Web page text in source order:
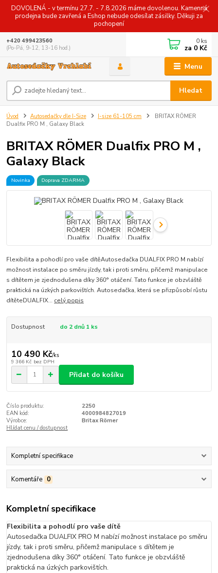
DOVOLENÁ - v termínu 27.7. - 7.8.2026 máme dovolenou. Kamenná
prodejna bude zavřená a Eshop nebude odesílat zásilky. Děkuji za
pochopení
Menu
Hledat
+420 499423560
(Po-Pá, 9-12, 13-16 hod.)
0 ks
za 0 Kč
Úvod Autosedačky dle I-Size I-size 61-105 cm
BRITAX RÖMER
Dualfix PRO M , Galaxy Black
BRITAX RÖMER Dualfix PRO M ,
Galaxy Black
Novinka Doprava ZDARMA
Flexibilita a pohodlí pro vaše dítěAutosedačka DUALFIX PRO M nabízí
možnost instalace po směru jízdy, tak i proti směru, přičemž manipulace
s dítětem je zjednodušena díky 360° otáčení. Tato funkce je obzvláště
praktická na úzkých parkovištích. Autosedačka, která se přizpůsobí růstu
dítěteDUALFIX... celý popis
Dostupnost do 2 dnů 1 ks
10 490 Kč/ks
9 366 Kč bez DPH
Přidat do košíku
Číslo produktu:
2250
EAN kód:
4000984827019
Výrobce:
Britax Römer
Hlídat cenu / dostupnost
Kompletní specifikace
Komentáře 0
Kompletní specifikace
Flexibilita a pohodlí pro vaše dítě
Autosedačka DUALFIX PRO M nabízí možnost instalace po směru
jízdy, tak i proti směru, přičemž manipulace s dítětem je
zjednodušena díky 360° otáčení. Tato funkce je obzvláště
praktická na úzkých parkovištích.